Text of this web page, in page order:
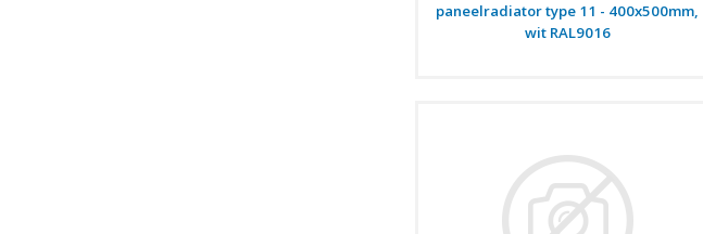
paneelradiator type 11 - 400x500mm,
wit RAL9016